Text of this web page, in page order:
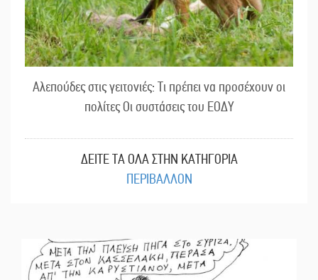
Αλεπούδες στις γειτονιές: Τι πρέπει να προσέχουν οι
πολίτες Οι συστάσεις του ΕΟΔΥ
ΔΕΙΤΕ ΤΑ ΟΛΑ ΣΤΗΝ ΚΑΤΗΓΟΡΙΑ
ΠΕΡΙΒΑΛΛΟΝ